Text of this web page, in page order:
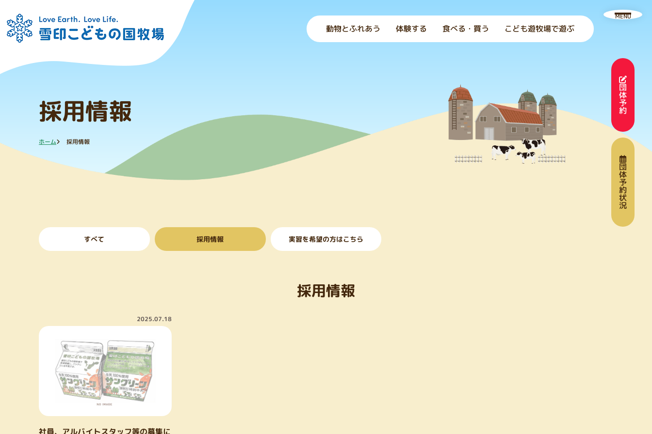
動物とふれあう 体験する 食べる・買う こども遊牧場で遊ぶ
MENU
採用情報
ホーム 採用情報
すべて 採用情報 実習を希望の方はこちら
採用情報
2025.07.18
社員、アルバイトスタッフ等の募集に
団
体
予
約
団
体
予
約
状
況